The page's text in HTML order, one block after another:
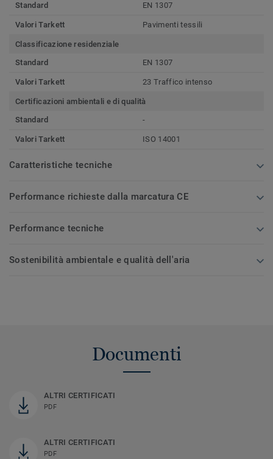
Standard
EN 1307
Valori Tarkett Pavimenti tessili
Classificazione residenziale
Standard
EN 1307
Valori Tarkett 23 Traffico intenso
Certificazioni ambientali e di qualità
Standard
-
Valori Tarkett ISO 14001
Caratteristiche tecniche
Performance richieste dalla marcatura CE
Performance tecniche
Sostenibilità ambientale e qualità dell'aria
Documenti
ALTRI CERTIFICATI
PDF
ALTRI CERTIFICATI
PDF